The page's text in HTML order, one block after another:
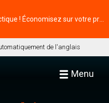
de l'anglais
Menu